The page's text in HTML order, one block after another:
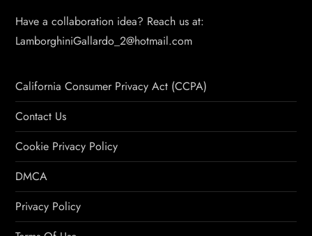
Have a collaboration idea? Reach us at:
LamborghiniGallardo_2@hotmail.com
California Consumer Privacy Act (CCPA)
Contact Us
Cookie Privacy Policy
DMCA
Privacy Policy